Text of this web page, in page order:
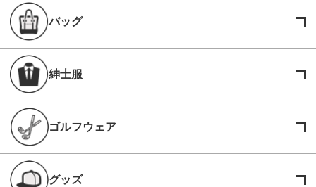
バッグ
紳士服
ゴルフウェア
グッズ